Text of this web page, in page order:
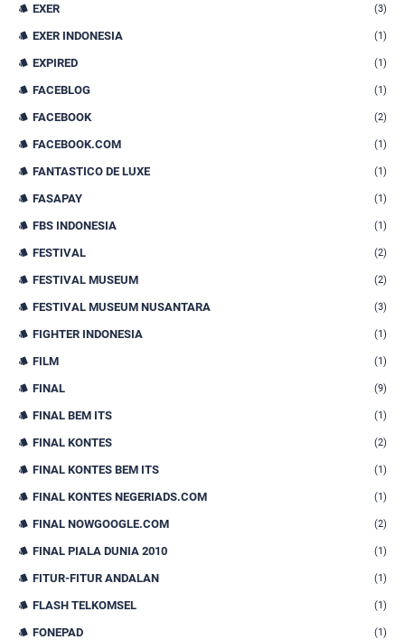
EXER (3)
EXER INDONESIA (1)
EXPIRED (1)
FACEBLOG (1)
FACEBOOK (2)
FACEBOOK.COM (1)
FANTASTICO DE LUXE (1)
FASAPAY (1)
FBS INDONESIA (1)
FESTIVAL (2)
FESTIVAL MUSEUM (2)
FESTIVAL MUSEUM NUSANTARA (3)
FIGHTER INDONESIA (1)
FILM (1)
FINAL (9)
FINAL BEM ITS (1)
FINAL KONTES (2)
FINAL KONTES BEM ITS (1)
FINAL KONTES NEGERIADS.COM (1)
FINAL NOWGOOGLE.COM (2)
FINAL PIALA DUNIA 2010 (1)
FITUR-FITUR ANDALAN (1)
FLASH TELKOMSEL (1)
FONEPAD (1)